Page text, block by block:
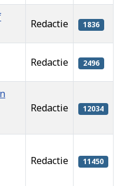
Redactie 1836
Redactie 2496
Redactie 12034
Redactie 11450